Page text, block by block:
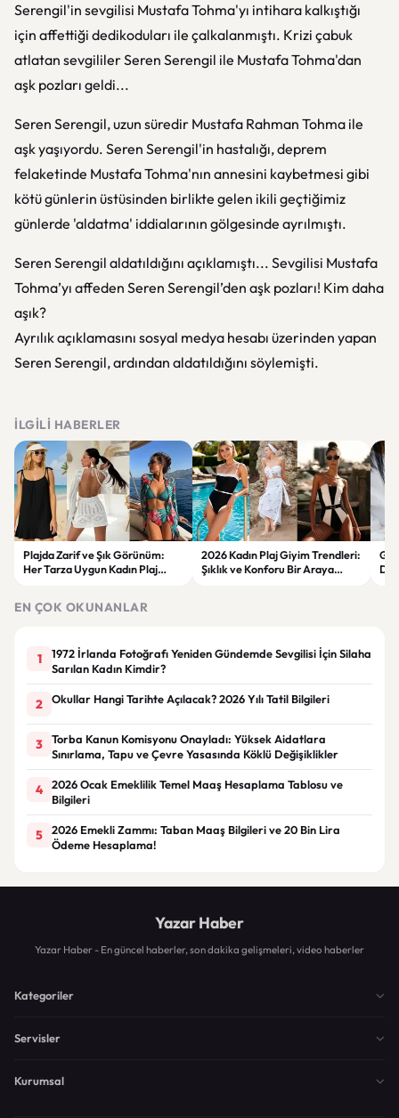
Serengil'in sevgilisi Mustafa Tohma'yı intihara kalkıştığı
için affettiği dedikoduları ile çalkalanmıştı. Krizi çabuk
atlatan sevgililer Seren Serengil ile Mustafa Tohma'dan
aşk pozları geldi...
Seren Serengil, uzun süredir Mustafa Rahman Tohma ile
aşk yaşıyordu. Seren Serengil'in hastalığı, deprem
felaketinde Mustafa Tohma'nın annesini kaybetmesi gibi
kötü günlerin üstüsinden birlikte gelen ikili geçtiğimiz
günlerde 'aldatma' iddialarının gölgesinde ayrılmıştı.
Seren Serengil aldatıldığını açıklamıştı... Sevgilisi Mustafa
Tohma’yı affeden Seren Serengil’den aşk pozları! Kim daha
aşık?
Ayrılık açıklamasını sosyal medya hesabı üzerinden yapan
Seren Serengil, ardından aldatıldığını söylemişti.
İLGILI HABERLER
Plajda Zarif ve Şık Görünüm:
Her Tarza Uygun Kadın Plaj
2026 Kadın Plaj Giyim Trendleri:
Şıklık ve Konforu Bir Araya
EN ÇOK OKUNANLAR
1
1972 İrlanda Fotoğrafı Yeniden Gündemde Sevgilisi İçin Silaha
Sarılan Kadın Kimdir?
2 Okullar Hangi Tarihte Açılacak? 2026 Yılı Tatil Bilgileri
3
Torba Kanun Komisyonu Onayladı: Yüksek Aidatlara
Sınırlama, Tapu ve Çevre Yasasında Köklü Değişiklikler
4
2026 Ocak Emeklilik Temel Maaş Hesaplama Tablosu ve
Bilgileri
5
2026 Emekli Zammı: Taban Maaş Bilgileri ve 20 Bin Lira
Ödeme Hesaplama!
Yazar Haber
Yazar Haber - En güncel haberler, son dakika gelişmeleri, video haberler
Kategoriler
Servisler
Kurumsal